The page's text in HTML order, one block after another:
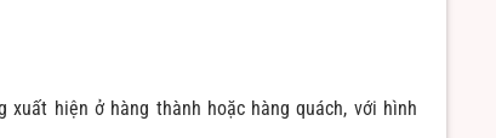
hiện ở hàng thành hoặc hàng quách, với hình